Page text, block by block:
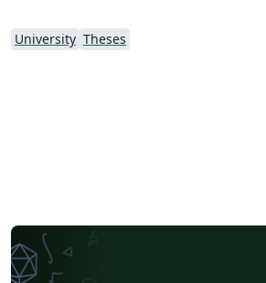
University Theses